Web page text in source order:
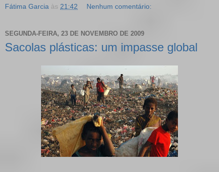
Fátima Garcia às 21:42 Nenhum comentário:
SEGUNDA-FEIRA, 23 DE NOVEMBRO DE 2009
Sacolas plásticas: um impasse global